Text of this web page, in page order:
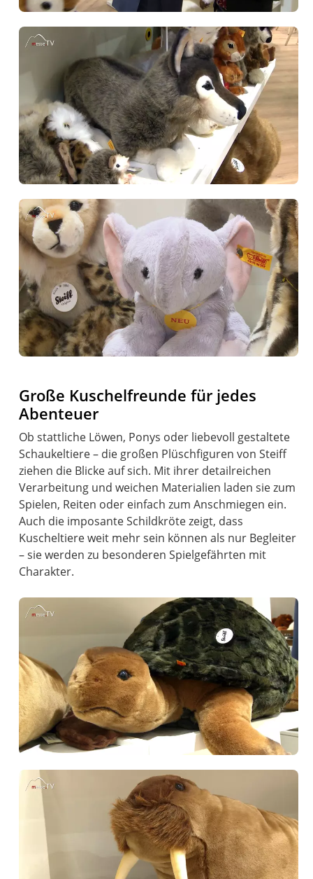
Große Kuschelfreunde für jedes
Abenteuer
Ob stattliche Löwen, Ponys oder liebevoll gestaltete
Schaukeltiere – die großen Plüschfiguren von Steiff
ziehen die Blicke auf sich. Mit ihrer detailreichen
Verarbeitung und weichen Materialien laden sie zum
Spielen, Reiten oder einfach zum Anschmiegen ein.
Auch die imposante Schildkröte zeigt, dass
Kuscheltiere weit mehr sein können als nur Begleiter
– sie werden zu besonderen Spielgefährten mit
Charakter.